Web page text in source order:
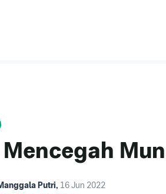
Putri, 16 Jun 2022